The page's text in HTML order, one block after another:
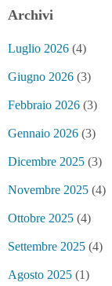
Archivi
Luglio 2026 (4)
Giugno 2026 (3)
Febbraio 2026 (3)
Gennaio 2026 (3)
Dicembre 2025 (3)
Novembre 2025 (4)
Ottobre 2025 (4)
Settembre 2025 (4)
Agosto 2025 (1)